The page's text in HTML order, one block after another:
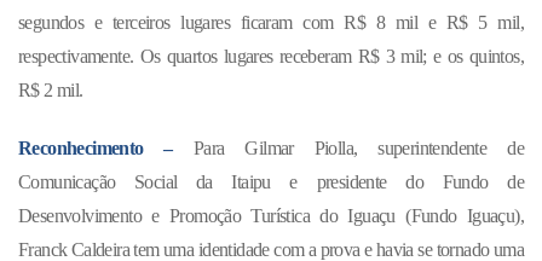
segundos e terceiros lugares ficaram com R$ 8 mil e R$ 5 mil,
respectivamente. Os quartos lugares receberam R$ 3 mil; e os quintos,
R$ 2 mil.
Reconhecimento –Para Gilmar Piolla, superintendente de
Comunicação Social da Itaipu e presidente do Fundo de
Desenvolvimento e Promoção Turística do Iguaçu (Fundo Iguaçu),
Franck Caldeira tem uma identidade com a prova e havia se tornado uma